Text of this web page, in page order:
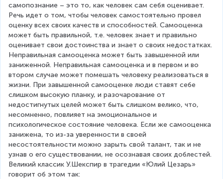
самопознание – это то, как человек сам себя оценивает.
Речь идет о том, чтобы человек самостоятельно провел
оценку всех своих качеств и способностей. Самооценка
может быть правильной, т.е. человек знает и правильно
оценивает свои достоинства и знает о своих недостатках.
Неправильная самооценка может быть завышенной или
заниженной. Неправильная самооценка и в первом и во
втором случае может помешать человеку реализоваться в
жизни. При завышенной самооценке люди ставят себе
слишком высокую планку, и разочарование от
недостигнутых целей может быть слишком велико, что,
несомненно, повлияет на эмоциональное и
психологическое состояние человека. Если же самооценка
занижена, то из-за уверенности в своей
несостоятельности можно зарыть свой талант, так и не
узнав о его существовании, не осознавая своих доблестей.
Великий классик У.Шекспир в трагедии «Юлий Цезарь»
говорит об этом так: